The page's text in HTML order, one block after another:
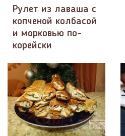
Рулет из лаваша с
копченой колбасой
и морковью по-
корейски